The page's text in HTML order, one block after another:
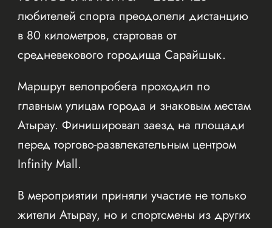
любителей спорта преодолели дистанцию
в 80 километров, стартовав от
средневекового городища Сарайшык.
Маршрут велопробега проходил по
главным улицам города и знаковым местам
Атырау. Финишировал заезд на площади
перед торгово-развлекательным центром
Infinity Mall.
В мероприятии приняли участие не только
жители Атырау, но и спортсмены из других